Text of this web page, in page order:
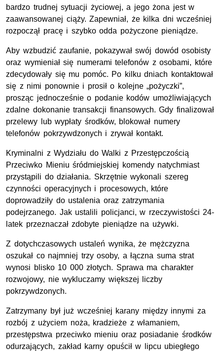
bardzo trudnej sytuacji życiowej, a jego żona jest w
zaawansowanej ciąży. Zapewniał, że kilka dni wcześniej
rozpoczął pracę i szybko odda pożyczone pieniądze.
Aby wzbudzić zaufanie, pokazywał swój dowód osobisty
oraz wymieniał się numerami telefonów z osobami, które
zdecydowały się mu pomóc. Po kilku dniach kontaktował
się z nimi ponownie i prosił o kolejne „pożyczki”,
prosząc jednocześnie o podanie kodów umożliwiających
zdalne dokonanie transakcji finansowych. Gdy finalizował
przelewy lub wypłaty środków, blokował numery
telefonów pokrzywdzonych i zrywał kontakt.
Kryminalni z Wydziału do Walki z Przestępczością
Przeciwko Mieniu śródmiejskiej komendy natychmiast
przystąpili do działania. Skrzętnie wykonali szereg
czynności operacyjnych i procesowych, które
doprowadziły do ustalenia oraz zatrzymania
podejrzanego. Jak ustalili policjanci, w rzeczywistości 24-
latek przeznaczał zdobyte pieniądze na używki.
Z dotychczasowych ustaleń wynika, że mężczyzna
oszukał co najmniej trzy osoby, a łączna suma strat
wynosi blisko 10 000 złotych. Sprawa ma charakter
rozwojowy, nie wykluczamy większej liczby
pokrzywdzonych.
Zatrzymany był już wcześniej karany między innymi za
rozbój z użyciem noża, kradzieże z włamaniem,
przestępstwa przeciwko mieniu oraz posiadanie środków
odurzających, zakład karny opuścił w lipcu ubiegłego